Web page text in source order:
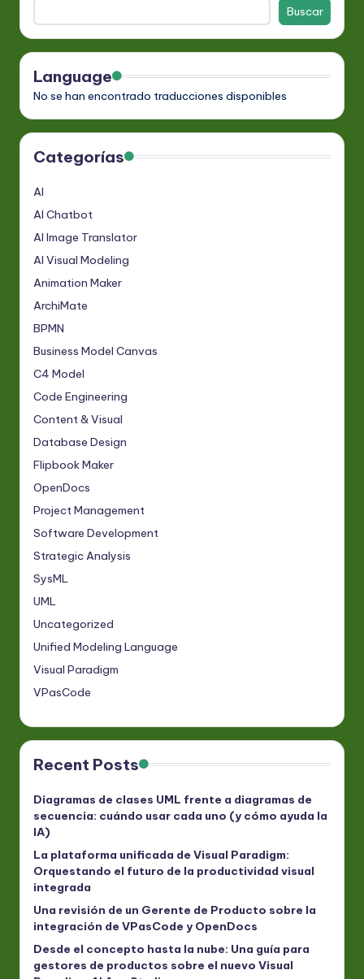
Buscar
Language
No se han encontrado traducciones disponibles
Categorías
AI
AI Chatbot
AI Image Translator
AI Visual Modeling
Animation Maker
ArchiMate
BPMN
Business Model Canvas
C4 Model
Code Engineering
Content & Visual
Database Design
Flipbook Maker
OpenDocs
Project Management
Software Development
Strategic Analysis
SysML
UML
Uncategorized
Unified Modeling Language
Visual Paradigm
VPasCode
Recent Posts
Diagramas de clases UML frente a diagramas de
secuencia: cuándo usar cada uno (y cómo ayuda la
IA)
La plataforma unificada de Visual Paradigm:
Orquestando el futuro de la productividad visual
integrada
Una revisión de un Gerente de Producto sobre la
integración de VPasCode y OpenDocs
Desde el concepto hasta la nube: Una guía para
gestores de productos sobre el nuevo Visual